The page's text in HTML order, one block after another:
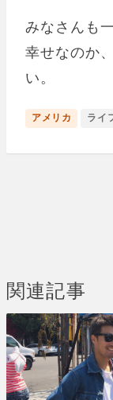
みなさんも
幸せなのか
い。
アメリカ ライ
関連記事